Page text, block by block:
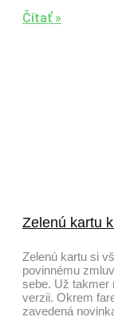
Čítať »
Zelenú kartu
Zelenú kartu si
povinnému
sebe. Už takmer
verzii. Okrem
zavedená